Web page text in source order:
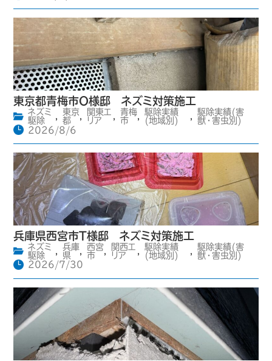
東京都青梅市O様邸 ネズミ対策施工
ネズミ
駆除
,
東京
都
,
関東エ
リア
,
青梅
市
,
駆除実績
(地域別)
,
駆除実績(害
獣・害虫別)
2026/8/6
兵庫県西宮市T様邸 ネズミ対策施工
ネズミ
駆除
,
兵庫
県
,
西宮
市
,
関西エ
リア
,
駆除実績
(地域別)
,
駆除実績(害
獣・害虫別)
2026/7/30